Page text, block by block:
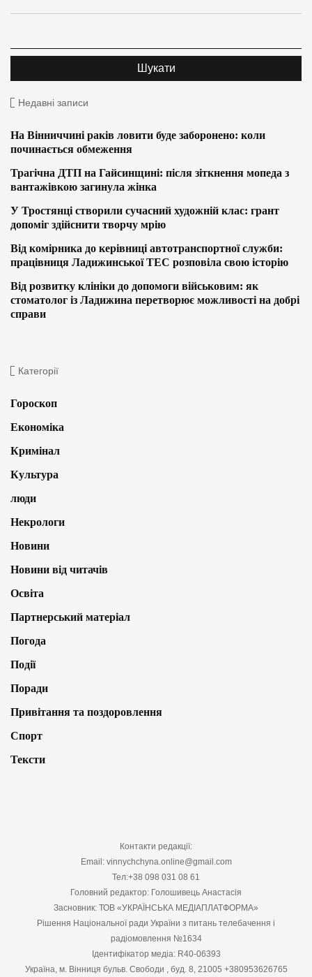
Недавні записи
На Вінниччині раків ловити буде заборонено: коли
починається обмеження
Трагічна ДТП на Гайсинщині: після зіткнення мопеда з
вантажівкою загинула жінка
У Тростянці створили сучасний художній клас: грант
допоміг здійснити творчу мрію
Від комірника до керівниці автотранспортної служби:
працівниця Ладижинської ТЕС розповіла свою історію
Від розвитку клініки до допомоги військовим: як
стоматолог із Ладижина перетворює можливості на добрі
справи
Категорії
Гороскоп
Економіка
Кримінал
Культура
люди
Некрологи
Новини
Новини від читачів
Освіта
Партнерський матеріал
Погода
Події
Поради
Привітання та поздоровлення
Спорт
Тексти
Контакти редакції:
Email: vinnychchyna.online@gmail.com
Тел:+38 098 031 08 61
Головний редактор: Голошивець Анастасія
Засновник: ТОВ «УКРАЇНСЬКА МЕДІАПЛАТФОРМА»
Рішення Національної ради України з питань телебачення і
радіомовлення №1634
Ідентифікатор медіа: R40-06393
Україна, м. Вінниця бульв. Свободи , буд. 8, 21005 +380953626765